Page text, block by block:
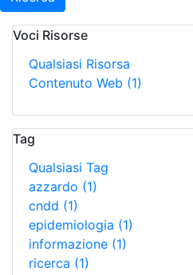
Voci Risorse
Qualsiasi Risorsa
Contenuto Web (1)
Tag
Qualsiasi Tag
azzardo (1)
cndd (1)
epidemiologia (1)
informazione (1)
ricerca (1)